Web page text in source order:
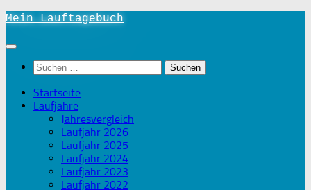
Unter
dem
Inhalt
Mein Lauftagebuch
Suchen
nach:
Startseite
Laufjahre
Jahresvergleich
Laufjahr 2026
Laufjahr 2025
Laufjahr 2024
Laufjahr 2023
Laufjahr 2022